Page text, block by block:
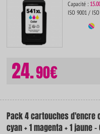
Capacité :
ISO 9001 /
24.90€
Pack 4 cartouches d'encre
cyan + 1 magenta + 1 jaune